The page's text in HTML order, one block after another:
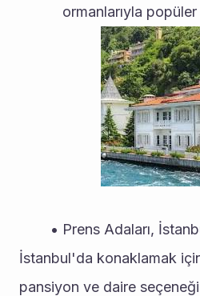
ormanlarıyla popüler
Prens Adaları,
İstanbul'da konaklamak
pansiyon ve daire